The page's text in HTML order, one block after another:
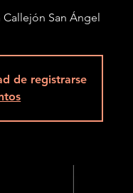
Callejón San Ángel
de registrarse